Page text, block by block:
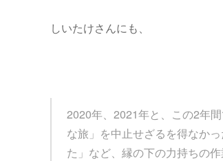
しいたけさんにも、
2020年、2021年と、この2年
な旅」を中止せざるを得なか
た」など、縁の下の力持ちの作